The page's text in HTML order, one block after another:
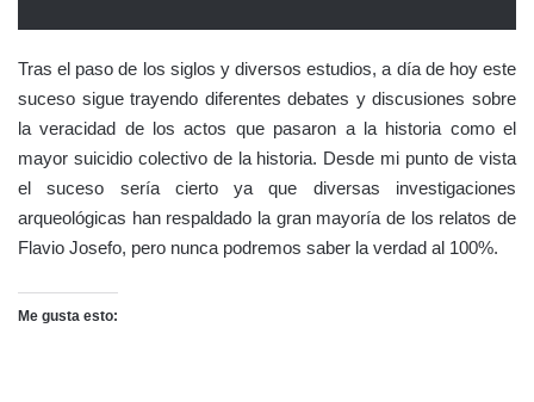
Tras el paso de los siglos y diversos estudios, a día de hoy este
suceso sigue trayendo diferentes debates y discusiones sobre
la veracidad de los actos que pasaron a la historia como el
mayor suicidio colectivo de la historia. Desde mi punto de vista
el suceso sería cierto ya que diversas investigaciones
arqueológicas han respaldado la gran mayoría de los relatos de
Flavio Josefo, pero nunca podremos saber la verdad al 100%.
Me gusta esto: